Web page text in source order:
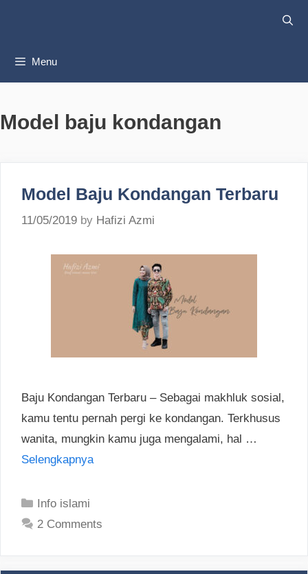
Menu
Model baju kondangan
Model Baju Kondangan Terbaru
11/05/2019 by Hafizi Azmi
Baju Kondangan Terbaru – Sebagai makhluk sosial,
kamu tentu pernah pergi ke kondangan. Terkhusus
wanita, mungkin kamu juga mengalami, hal …
Selengkapnya
Categories
Info islami
2 Comments